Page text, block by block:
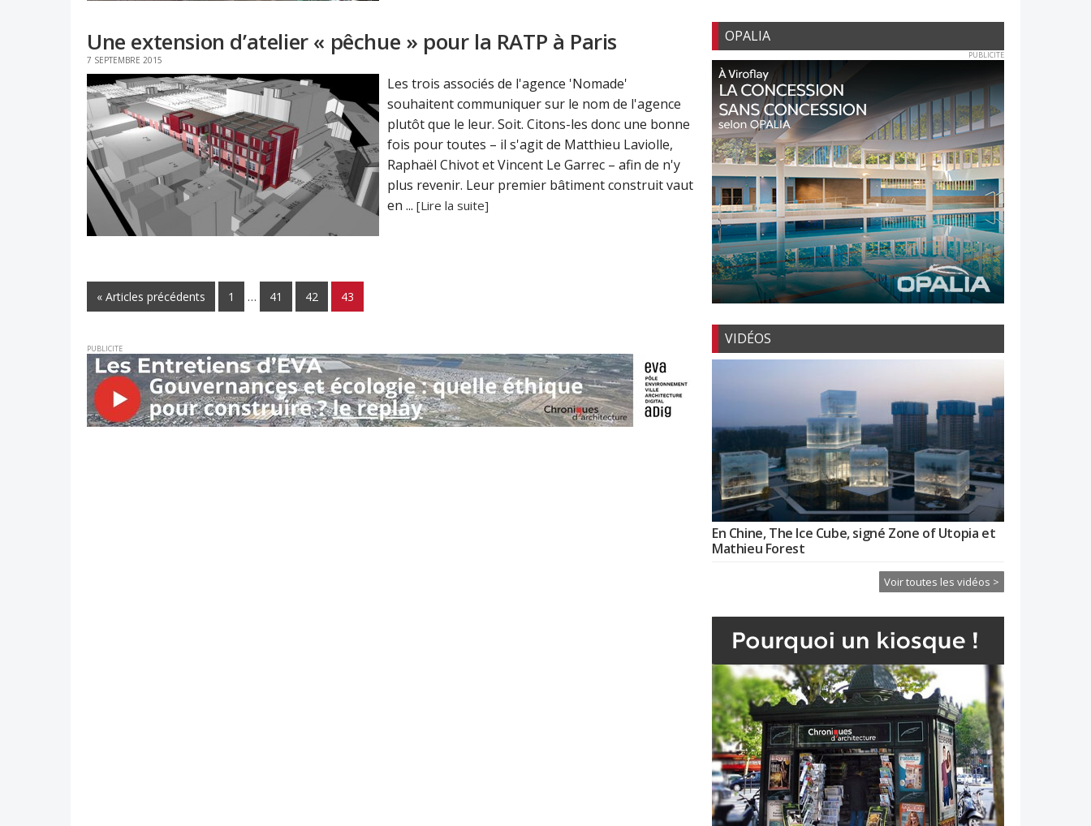
Une extension d’atelier « pêchue » pour la RATP à Paris
7 SEPTEMBRE 2015
Les trois associés de l'agence 'Nomade'
souhaitent communiquer sur le nom de l'agence
plutôt que le leur. Soit. Citons-les donc une bonne
fois pour toutes – il s'agit de Matthieu Laviolle,
Raphaël Chivot et Vincent Le Garrec – afin de n'y
plus revenir. Leur premier bâtiment construit vaut
en ... [Lire la suite]
« Articles précédents 1 … 41 42 43
PUBLICITE
OPALIA
PUBLICITE
VIDÉOS
En Chine, The Ice Cube, signé Zone of Utopia et
Mathieu Forest
Voir toutes les vidéos >